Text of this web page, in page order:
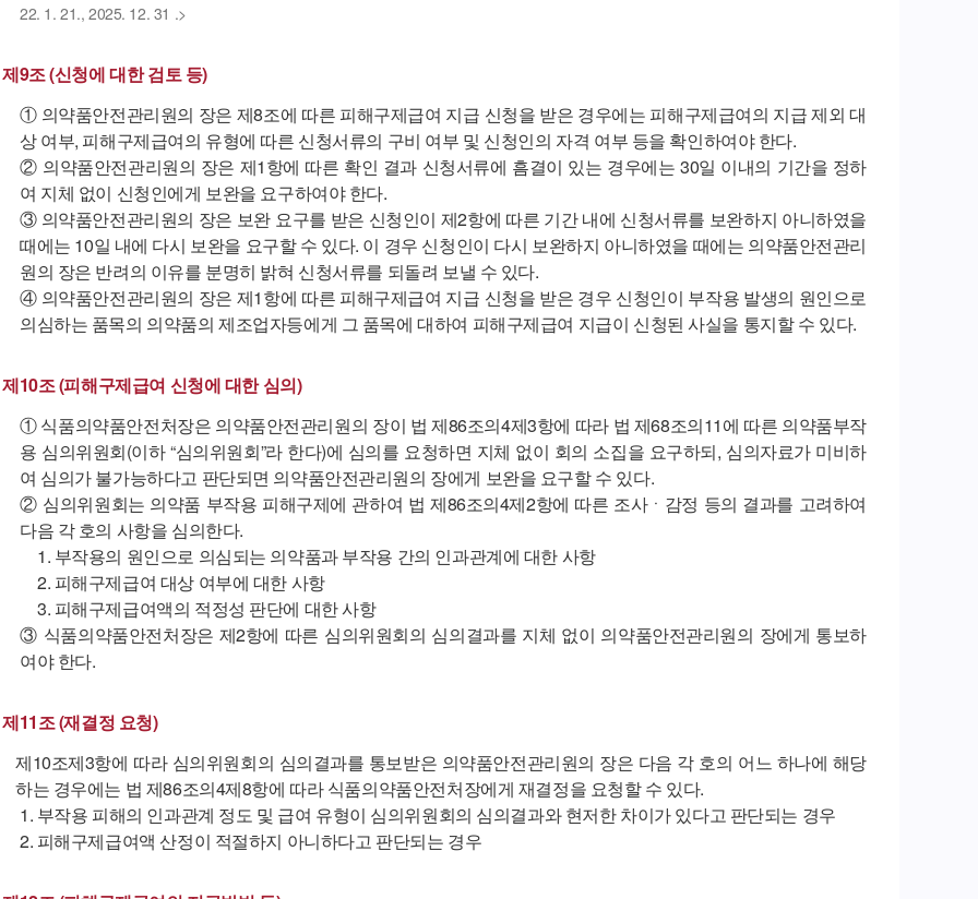
22. 1. 21., 2025. 12. 31 .>
제9조 (신청에 대한 검토 등)
① 의약품안전관리원의 장은 제8조에 따른 피해구제급여 지급 신청을 받은 경우에는 피해구제급여의 지급 제외 대
상 여부, 피해구제급여의 유형에 따른 신청서류의 구비 여부 및 신청인의 자격 여부 등을 확인하여야 한다.
② 의약품안전관리원의 장은 제1항에 따른 확인 결과 신청서류에 흠결이 있는 경우에는 30일 이내의 기간을 정하
여 지체 없이 신청인에게 보완을 요구하여야 한다.
③ 의약품안전관리원의 장은 보완 요구를 받은 신청인이 제2항에 따른 기간 내에 신청서류를 보완하지 아니하였을
때에는 10일 내에 다시 보완을 요구할 수 있다. 이 경우 신청인이 다시 보완하지 아니하였을 때에는 의약품안전관리
원의 장은 반려의 이유를 분명히 밝혀 신청서류를 되돌려 보낼 수 있다.
④ 의약품안전관리원의 장은 제1항에 따른 피해구제급여 지급 신청을 받은 경우 신청인이 부작용 발생의 원인으로
의심하는 품목의 의약품의 제조업자등에게 그 품목에 대하여 피해구제급여 지급이 신청된 사실을 통지할 수 있다.
제10조 (피해구제급여 신청에 대한 심의)
① 식품의약품안전처장은 의약품안전관리원의 장이 법 제86조의4제3항에 따라 법 제68조의11에 따른 의약품부작
용 심의위원회(이하 “심의위원회”라 한다)에 심의를 요청하면 지체 없이 회의 소집을 요구하되, 심의자료가 미비하
여 심의가 불가능하다고 판단되면 의약품안전관리원의 장에게 보완을 요구할 수 있다.
② 심의위원회는 의약품 부작용 피해구제에 관하여 법 제86조의4제2항에 따른 조사ㆍ감정 등의 결과를 고려하여
다음 각 호의 사항을 심의한다.
1. 부작용의 원인으로 의심되는 의약품과 부작용 간의 인과관계에 대한 사항
2. 피해구제급여 대상 여부에 대한 사항
3. 피해구제급여액의 적정성 판단에 대한 사항
③ 식품의약품안전처장은 제2항에 따른 심의위원회의 심의결과를 지체 없이 의약품안전관리원의 장에게 통보하
여야 한다.
제11조 (재결정 요청)
제10조제3항에 따라 심의위원회의 심의결과를 통보받은 의약품안전관리원의 장은 다음 각 호의 어느 하나에 해당
하는 경우에는 법 제86조의4제8항에 따라 식품의약품안전처장에게 재결정을 요청할 수 있다.
1. 부작용 피해의 인과관계 정도 및 급여 유형이 심의위원회의 심의결과와 현저한 차이가 있다고 판단되는 경우
2. 피해구제급여액 산정이 적절하지 아니하다고 판단되는 경우